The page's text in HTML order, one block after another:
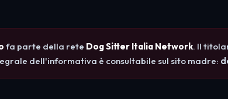
fa parte della rete Dog Sitter Italia Network. Il
dell'informativa è consultabile sul sito madre: